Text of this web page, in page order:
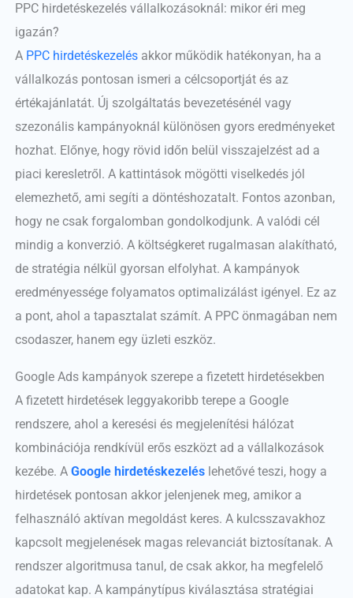
PPC hirdetéskezelés vállalkozásoknál: mikor éri meg
igazán?
A PPC hirdetéskezelésakkor működik hatékonyan, ha a
vállalkozás pontosan ismeri a célcsoportját és az
értékajánlatát. Új szolgáltatás bevezetésénél vagy
szezonális kampányoknál különösen gyors eredményeket
hozhat. Előnye, hogy rövid időn belül visszajelzést ad a
piaci keresletről. A kattintások mögötti viselkedés jól
elemezhető, ami segíti a döntéshozatalt. Fontos azonban,
hogy ne csak forgalomban gondolkodjunk. A valódi cél
mindig a konverzió. A költségkeret rugalmasan alakítható,
de stratégia nélkül gyorsan elfolyhat. A kampányok
eredményessége folyamatos optimalizálást igényel. Ez az
a pont, ahol a tapasztalat számít. A PPC önmagában nem
csodaszer, hanem egy üzleti eszköz.
Google Ads kampányok szerepe a fizetett hirdetésekben
A fizetett hirdetések leggyakoribb terepe a Google
rendszere, ahol a keresési és megjelenítési hálózat
kombinációja rendkívül erős eszközt ad a vállalkozások
kezébe. A Google hirdetéskezeléslehetővé teszi, hogy a
hirdetések pontosan akkor jelenjenek meg, amikor a
felhasználó aktívan megoldást keres. A kulcsszavakhoz
kapcsolt megjelenések magas relevanciát biztosítanak. A
rendszer algoritmusa tanul, de csak akkor, ha megfelelő
adatokat kap. A kampánytípus kiválasztása stratégiai